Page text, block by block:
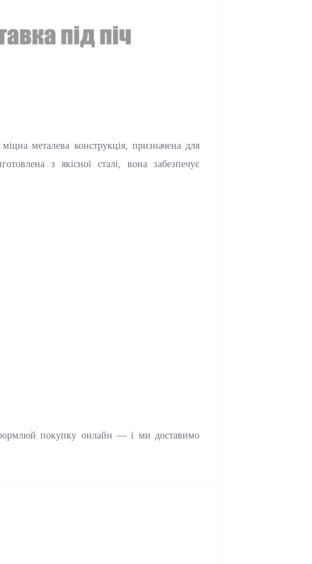
металева конструкція, призначена для
з якісної сталі, вона забезпечує
покупку онлайн — і ми доставимо